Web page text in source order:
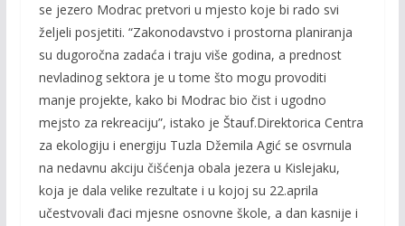
se jezero Modrac pretvori u mjesto koje bi rado svi
željeli posjetiti. “Zakonodavstvo i prostorna planiranja
su dugoročna zadaća i traju više godina, a prednost
nevladinog sektora je u tome što mogu provoditi
manje projekte, kako bi Modrac bio čist i ugodno
mejsto za rekreaciju”, istako je Štauf.Direktorica Centra
za ekologiju i energiju Tuzla Džemila Agić se osvrnula
na nedavnu akciju čišćenja obala jezera u Kislejaku,
koja je dala velike rezultate i u kojoj su 22.aprila
učestvovali đaci mjesne osnovne škole, a dan kasnije i